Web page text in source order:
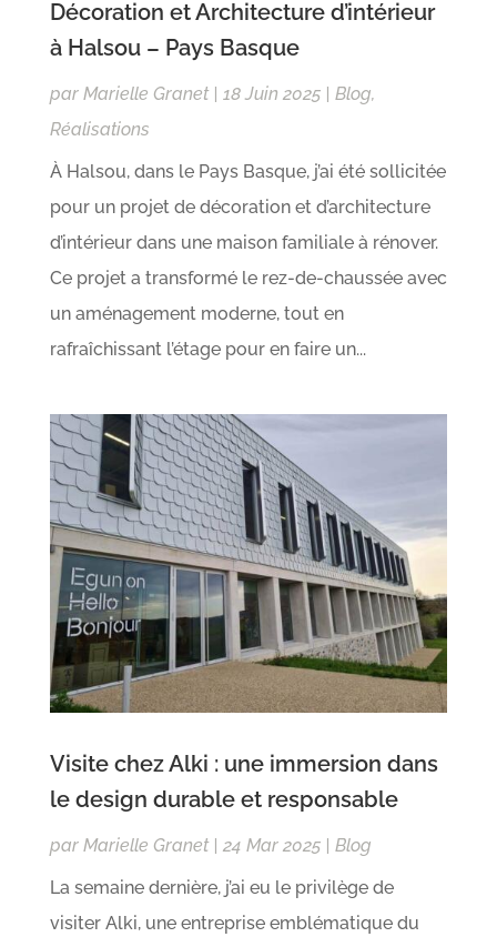
Décoration et Architecture d’intérieur
à Halsou – Pays Basque
par Marielle Granet| 18 Juin 2025| Blog,
Réalisations
À Halsou, dans le Pays Basque, j’ai été sollicitée
pour un projet de décoration et d’architecture
d’intérieur dans une maison familiale à rénover.
Ce projet a transformé le rez-de-chaussée avec
un aménagement moderne, tout en
rafraîchissant l’étage pour en faire un...
Visite chez Alki : une immersion dans
le design durable et responsable
par Marielle Granet| 24 Mar 2025| Blog
La semaine dernière, j’ai eu le privilège de
visiter Alki, une entreprise emblématique du